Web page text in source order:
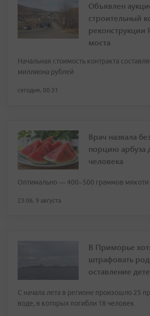
Объявлен
строительный
реконструкции
моста
Начальная стоимость контракта
миллиона рублей
сегодня, 00:31
Врач назвала
порцию арбуза
человека
Оптимально — 400–500 граммов мякоти
23:06, 9 августа
В Приморье
штрафовать
оставление
С начала лета в регионе произошло 25
воде, в которых погибли 18 человек